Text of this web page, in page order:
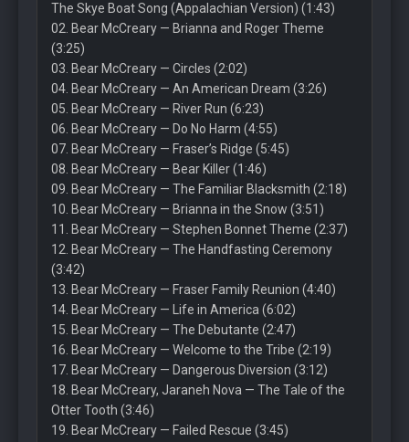
The Skye Boat Song (Appalachian Version) (1:43)
02. Bear McCreary — Brianna and Roger Theme
(3:25)
03. Bear McCreary — Circles (2:02)
04. Bear McCreary — An American Dream (3:26)
05. Bear McCreary — River Run (6:23)
06. Bear McCreary — Do No Harm (4:55)
07. Bear McCreary — Fraser’s Ridge (5:45)
08. Bear McCreary — Bear Killer (1:46)
09. Bear McCreary — The Familiar Blacksmith (2:18)
10. Bear McCreary — Brianna in the Snow (3:51)
11. Bear McCreary — Stephen Bonnet Theme (2:37)
12. Bear McCreary — The Handfasting Ceremony
(3:42)
13. Bear McCreary — Fraser Family Reunion (4:40)
14. Bear McCreary — Life in America (6:02)
15. Bear McCreary — The Debutante (2:47)
16. Bear McCreary — Welcome to the Tribe (2:19)
17. Bear McCreary — Dangerous Diversion (3:12)
18. Bear McCreary, Jaraneh Nova — The Tale of the
Otter Tooth (3:46)
19. Bear McCreary — Failed Rescue (3:45)